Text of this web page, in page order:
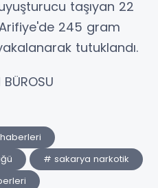
taşıyan 22
245 gram
tutuklandı.
BÜROSU
# sakarya narkotik